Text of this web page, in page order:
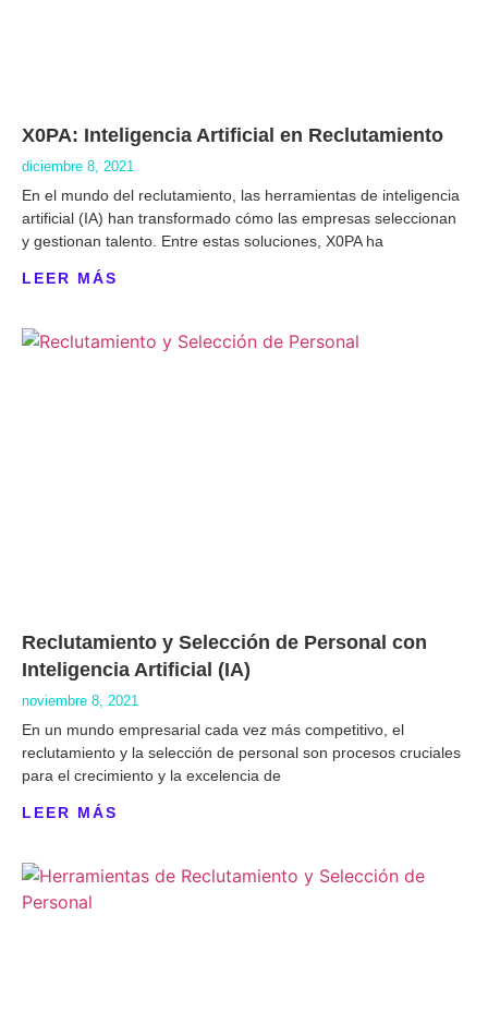
X0PA: Inteligencia Artificial en Reclutamiento
diciembre 8, 2021
En el mundo del reclutamiento, las herramientas de inteligencia
artificial (IA) han transformado cómo las empresas seleccionan
y gestionan talento. Entre estas soluciones, X0PA ha
LEER MÁS
Reclutamiento y Selección de Personal con
Inteligencia Artificial (IA)
noviembre 8, 2021
En un mundo empresarial cada vez más competitivo, el
reclutamiento y la selección de personal son procesos cruciales
para el crecimiento y la excelencia de
LEER MÁS